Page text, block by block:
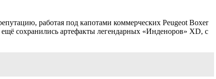
работая под капотами коммерческих Peugeot Boxer
сохранились артефакты легендарных «Инденоров» XD, с